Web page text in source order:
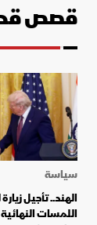
قصص
سياسة
الهند.. تأجيل
اللمسات